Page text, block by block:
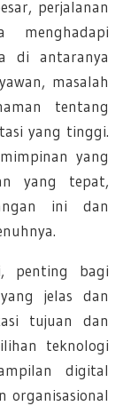
perjalanan
menghadapi
di antaranya
masalah
tentang
yang tinggi.
yang
yang tepat,
ini dan
penting bagi
jelas dan
tujuan dan
teknologi
digital
organisasional